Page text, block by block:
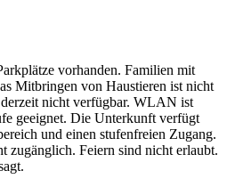
vorhanden. Familien mit
Mitbringen von Haustieren ist nicht
nicht verfügbar. WLAN ist
geeignet. Die Unterkunft verfügt
und einen stufenfreien Zugang.
zugänglich. Feiern sind nicht erlaubt.